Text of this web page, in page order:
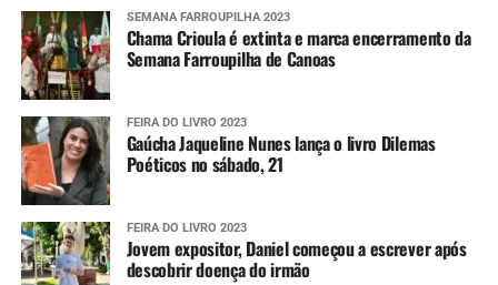
SEMANA FARROUPILHA 2023
Chama Crioula é extinta e marca encerramento da
Semana Farroupilha de Canoas
FEIRA DO LIVRO 2023
Gaúcha Jaqueline Nunes lança o livro Dilemas
Poéticos no sábado, 21
FEIRA DO LIVRO 2023
Jovem expositor, Daniel começou a escrever após
descobrir doença do irmão